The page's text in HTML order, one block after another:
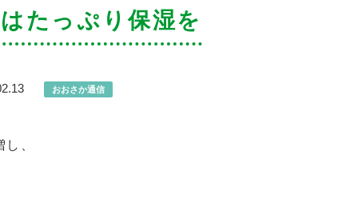
たっぷり保湿を
おおさか通信
、